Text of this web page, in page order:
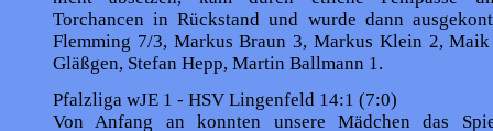
Torchancen in Rückstand und wurde dann
Flemming 7/3, Markus Braun 3, Markus Klein 2,
Gläßgen, Stefan Hepp, Martin Ballmann 1.
Pfalzliga wJE 1 - HSV Lingenfeld 14:1 (7:0)
Von Anfang an konnten unsere Mädchen das